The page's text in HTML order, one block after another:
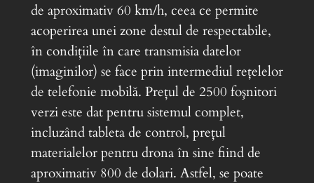
de aproximativ 60 km/h, ceea ce permite
acoperirea unei zone destul de respectabile,
în condiţiile în care transmisia datelor
(imaginilor) se face prin intermediul reţelelor
de telefonie mobilă. Preţul de 2500 foşnitori
verzi este dat pentru sistemul complet,
incluzând tableta de control, preţul
materialelor pentru drona în sine fiind de
aproximativ 800 de dolari. Astfel, se poate